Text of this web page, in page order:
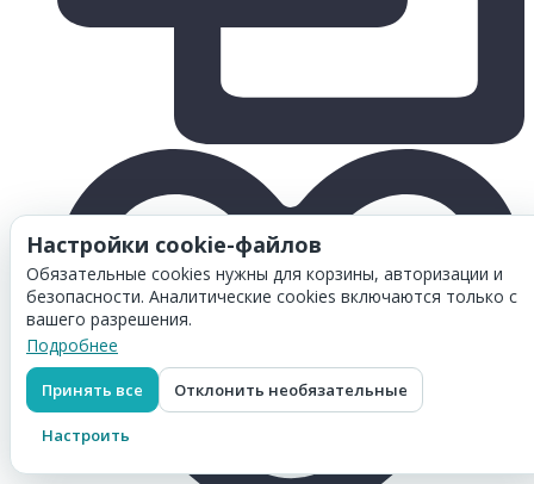
Настройки cookie-файлов
Обязательные cookies нужны для корзины, авторизации и
безопасности. Аналитические cookies включаются только с
вашего разрешения.
Подробнее
Принять все Отклонить необязательные
Настроить